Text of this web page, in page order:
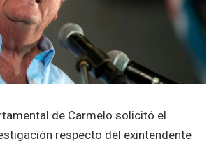
de Carmelo solicitó el
respecto del exintendente